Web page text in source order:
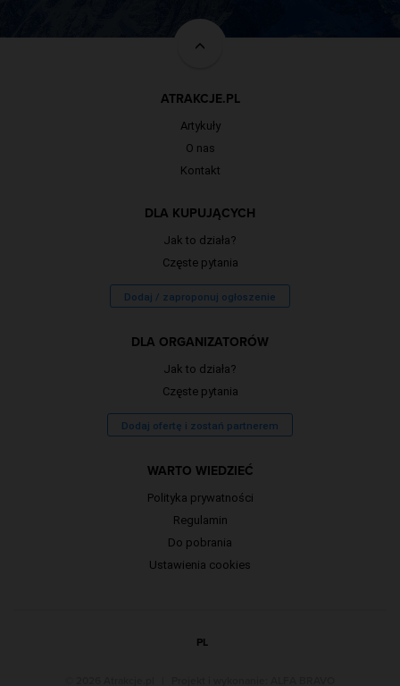
ATRAKCJE.PL
Artykuły
O nas
Kontakt
DLA KUPUJĄCYCH
Jak to działa?
Częste pytania
Dodaj / zaproponuj ogłoszenie
DLA ORGANIZATORÓW
Jak to działa?
Częste pytania
Dodaj ofertę i zostań partnerem
WARTO WIEDZIEĆ
Polityka prywatności
Regulamin
Do pobrania
Ustawienia cookies
PL